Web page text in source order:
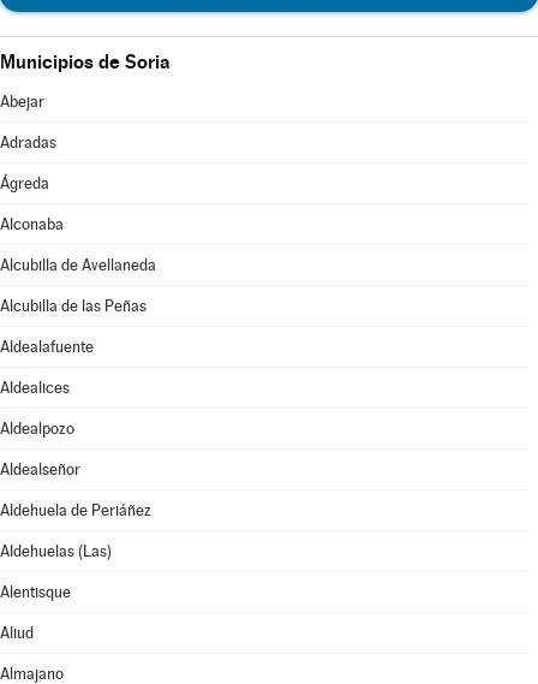
Municipios de Soria
Abejar
Adradas
Ágreda
Alconaba
Alcubilla de Avellaneda
Alcubilla de las Peñas
Aldealafuente
Aldealices
Aldealpozo
Aldealseñor
Aldehuela de Periáñez
Aldehuelas (Las)
Alentisque
Aliud
Almajano